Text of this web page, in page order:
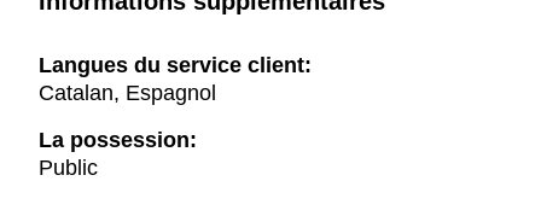
Langues du service client:
Catalan, Espagnol
La possession:
Public